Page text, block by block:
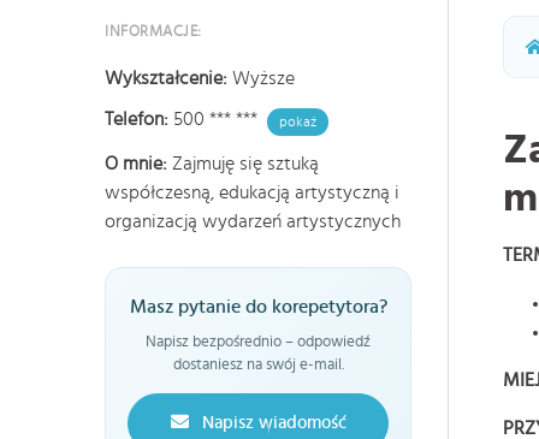
INFORMACJE:
Wykształcenie: Wyższe
Telefon: 500 *** *** pokaż
O mnie: Zajmuję się sztuką
współczesną, edukacją artystyczną i
organizacją wydarzeń artystycznych
Masz pytanie do korepetytora?
Napisz bezpośrednio – odpowiedź
dostaniesz na swój e-mail.
Napisz wiadomość